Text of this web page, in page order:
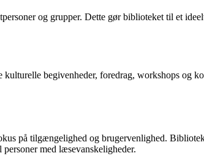
og grupper. Dette gør biblioteket til et
begivenheder, foredrag, workshops og
på tilgængelighed og brugervenlighed.
med læsevanskeligheder.